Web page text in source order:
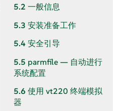
5.2 一般信息
5.3 安装准备工作
5.4 安全引导
5.5 parmfile — 自动进行
系统配置
5.6 使用 vt220 终端模拟
器